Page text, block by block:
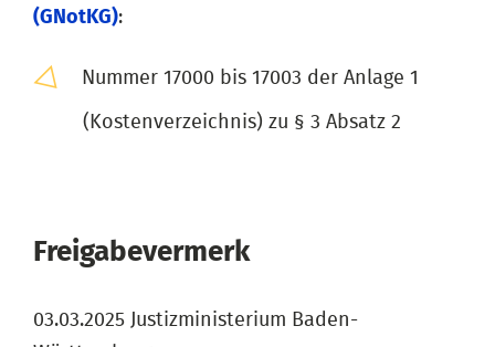
(GNotKG):
Nummer 17000 bis 17003 der Anlage 1
(Kostenverzeichnis) zu § 3 Absatz 2
Freigabevermerk
03.03.2025 Justizministerium Baden-